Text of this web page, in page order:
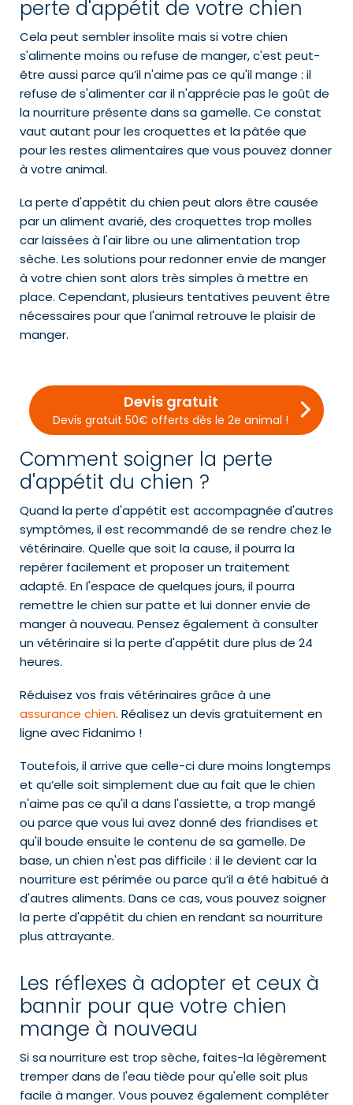
perte d'appétit de votre chien
Cela peut sembler insolite mais si votre chien
s'alimente moins ou refuse de manger, c'est peut-
être aussi parce qu’il n'aime pas ce qu'il mange : il
refuse de s'alimenter car il n'apprécie pas le goût de
la nourriture présente dans sa gamelle. Ce constat
vaut autant pour les croquettes et la pâtée que
pour les restes alimentaires que vous pouvez donner
à votre animal.
La perte d'appétit du chien peut alors être causée
par un aliment avarié, des croquettes trop molles
car laissées à l'air libre ou une alimentation trop
sèche. Les solutions pour redonner envie de manger
à votre chien sont alors très simples à mettre en
place. Cependant, plusieurs tentatives peuvent être
nécessaires pour que l'animal retrouve le plaisir de
manger.
Devis gratuit
Devis gratuit 50€ offerts dès le 2e animal !
Comment soigner la perte
d'appétit du chien ?
Quand la perte d'appétit est accompagnée d'autres
symptômes, il est recommandé de se rendre chez le
vétérinaire. Quelle que soit la cause, il pourra la
repérer facilement et proposer un traitement
adapté. En l'espace de quelques jours, il pourra
remettre le chien sur patte et lui donner envie de
manger à nouveau. Pensez également à consulter
un vétérinaire si la perte d'appétit dure plus de 24
heures.
Réduisez vos frais vétérinaires grâce à une
assurance chien. Réalisez un devis gratuitement en
ligne avec Fidanimo !
Toutefois, il arrive que celle-ci dure moins longtemps
et qu’elle soit simplement due au fait que le chien
n'aime pas ce qu'il a dans l'assiette, a trop mangé
ou parce que vous lui avez donné des friandises et
qu'il boude ensuite le contenu de sa gamelle. De
base, un chien n'est pas difficile : il le devient car la
nourriture est périmée ou parce qu’il a été habitué à
d'autres aliments. Dans ce cas, vous pouvez soigner
la perte d'appétit du chien en rendant sa nourriture
plus attrayante.
Les réflexes à adopter et ceux à
bannir pour que votre chien
mange à nouveau
Si sa nourriture est trop sèche, faites-la légèrement
tremper dans de l'eau tiède pour qu'elle soit plus
facile à manger. Vous pouvez également compléter